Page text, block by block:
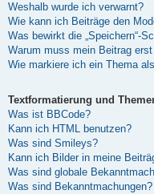
Weshalb wurde ich verwarnt?
Wie kann ich Beiträge den
Was bewirkt die „Speichern“-
Warum muss mein Beitrag
Wie markiere ich ein Thema
Textformatierung und
Was ist BBCode?
Kann ich HTML benutzen?
Was sind Smileys?
Kann ich Bilder in meine
Was sind globale
Was sind Bekanntmachungen?